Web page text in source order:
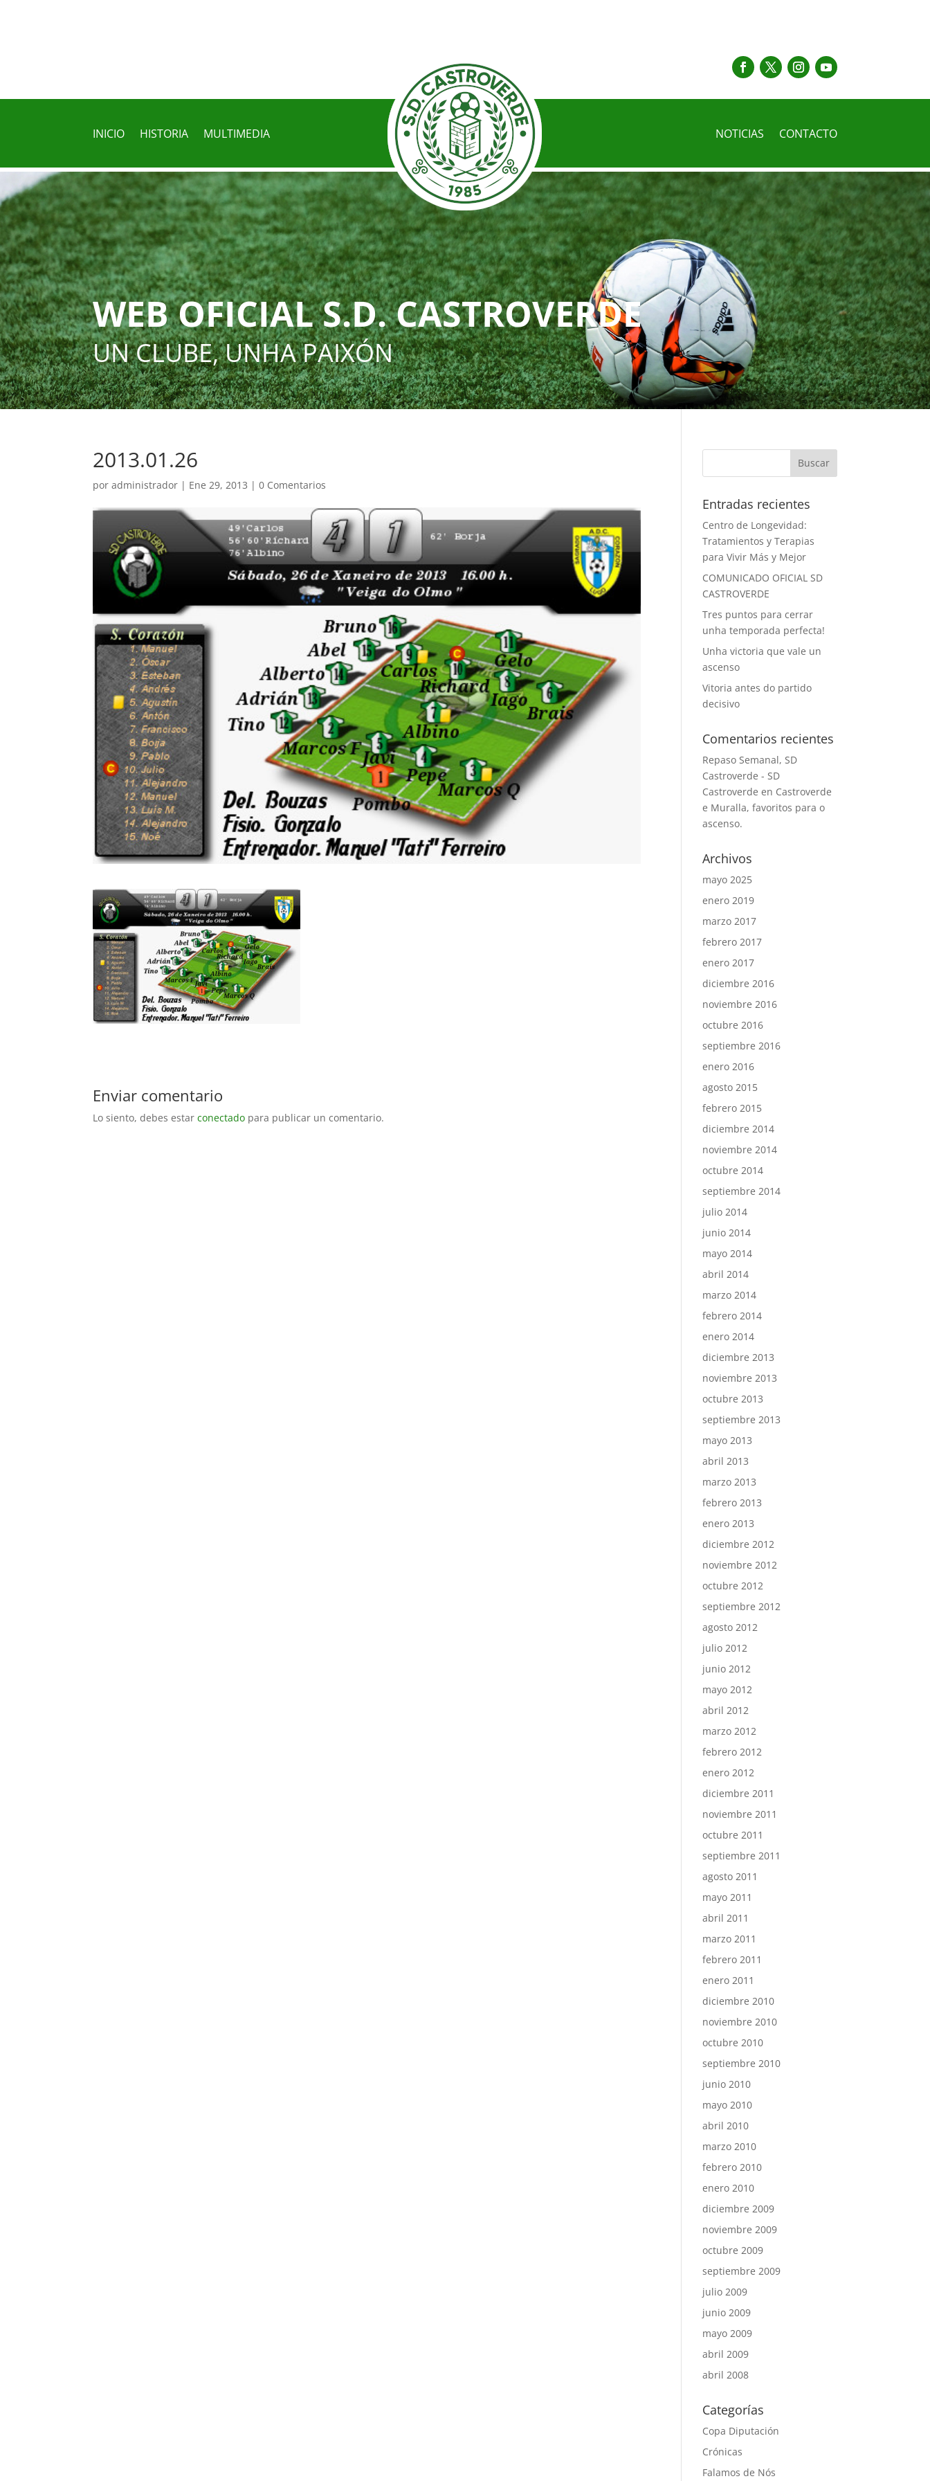
INICIO HISTORIA MULTIMEDIA NOTICIAS CONTACTO
WEB OFICIAL S.D. CASTROVERDE
UN CLUBE, UNHA PAIXÓN
2013.01.26
poradministrador | Ene 29, 2013 |0 Comentarios
Enviar comentario
Lo siento, debes estarconectado para publicar un comentario.
Entradas recientes
Centro de Longevidad:
Tratamientos y Terapias
para Vivir Más y Mejor
COMUNICADO OFICIAL SD
CASTROVERDE
Tres puntos para cerrar
unha temporada perfecta!
Unha victoria que vale un
ascenso
Vitoria antes do partido
decisivo
Comentarios recientes
Repaso Semanal, SD
Castroverde - SD
Castroverde en Castroverde
e Muralla, favoritos para o
ascenso.
Archivos
mayo 2025
enero 2019
marzo 2017
febrero 2017
enero 2017
diciembre 2016
noviembre 2016
octubre 2016
septiembre 2016
enero 2016
agosto 2015
febrero 2015
diciembre 2014
noviembre 2014
octubre 2014
septiembre 2014
julio 2014
junio 2014
mayo 2014
abril 2014
marzo 2014
febrero 2014
enero 2014
diciembre 2013
noviembre 2013
octubre 2013
septiembre 2013
mayo 2013
abril 2013
marzo 2013
febrero 2013
enero 2013
diciembre 2012
noviembre 2012
octubre 2012
septiembre 2012
agosto 2012
julio 2012
junio 2012
mayo 2012
abril 2012
marzo 2012
febrero 2012
enero 2012
diciembre 2011
noviembre 2011
octubre 2011
septiembre 2011
agosto 2011
mayo 2011
abril 2011
marzo 2011
febrero 2011
enero 2011
diciembre 2010
noviembre 2010
octubre 2010
septiembre 2010
junio 2010
mayo 2010
abril 2010
marzo 2010
febrero 2010
enero 2010
diciembre 2009
noviembre 2009
octubre 2009
septiembre 2009
julio 2009
junio 2009
mayo 2009
abril 2009
abril 2008
Categorías
Copa Diputación
Crónicas
Falamos de Nós